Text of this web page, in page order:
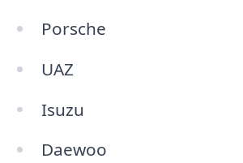
Porsche
UAZ
Isuzu
Daewoo